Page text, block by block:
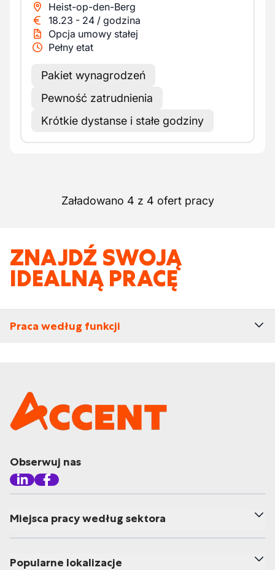
Heist-op-den-Berg
18.23 - 24 / godzina
Opcja umowy stałej
Pełny etat
Pakiet wynagrodzeń
Pewność zatrudnienia
Krótkie dystanse i stałe godziny
Załadowano 4 z 4 ofert pracy
ZNAJDŹ SWOJĄ
IDEALNĄ PRACĘ
Praca według funkcji
Obserwuj nas
Miejsca pracy według sektora
Popularne lokalizacje